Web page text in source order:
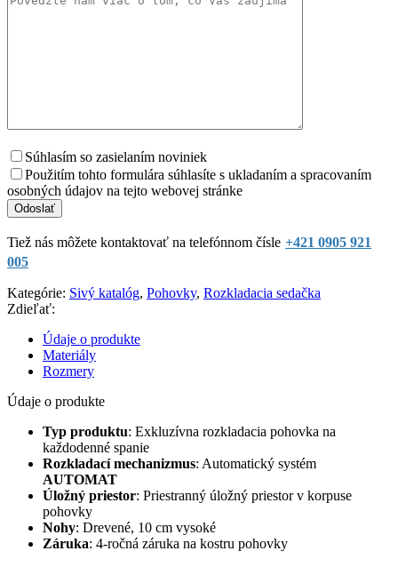
Súhlasím so zasielaním noviniek
Použitím tohto formulára súhlasíte s ukladaním a spracovaním
osobných údajov na tejto webovej stránke
Tiež nás môžete kontaktovať na telefónnom čísle +421 0905 921
005
Kategórie: Sivý katalóg, Pohovky, Rozkladacia sedačka
Zdieľať:
Údaje o produkte
Materiály
Rozmery
Údaje o produkte
Typ produktu: Exkluzívna rozkladacia pohovka na
každodenné spanie
Rozkladací mechanizmus: Automatický systém
AUTOMAT
Úložný priestor: Priestranný úložný priestor v korpuse
pohovky
Nohy: Drevené, 10 cm vysoké
Záruka: 4-ročná záruka na kostru pohovky